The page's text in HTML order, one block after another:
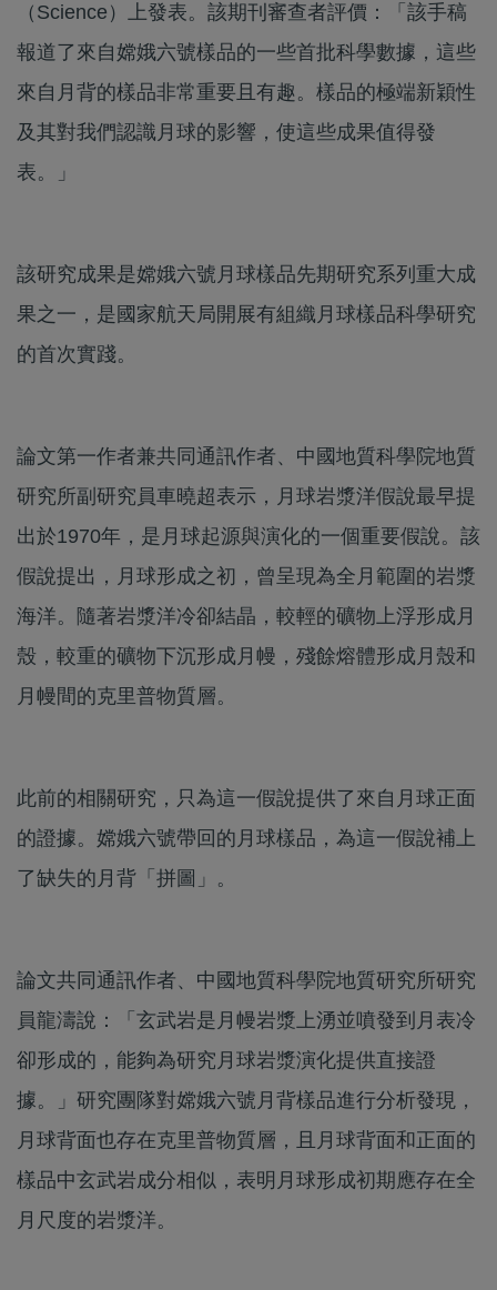
（Science）上發表。該期刊審查者評價：「該手稿
報道了來自嫦娥六號樣品的一些首批科學數據，這些
來自月背的樣品非常重要且有趣。樣品的極端新穎性
及其對我們認識月球的影響，使這些成果值得發
表。」
該研究成果是嫦娥六號月球樣品先期研究系列重大成
果之一，是國家航天局開展有組織月球樣品科學研究
的首次實踐。
論文第一作者兼共同通訊作者、中國地質科學院地質
研究所副研究員車曉超表示，月球岩漿洋假說最早提
出於1970年，是月球起源與演化的一個重要假說。該
假說提出，月球形成之初，曾呈現為全月範圍的岩漿
海洋。隨著岩漿洋冷卻結晶，較輕的礦物上浮形成月
殼，較重的礦物下沉形成月幔，殘餘熔體形成月殼和
月幔間的克里普物質層。
此前的相關研究，只為這一假說提供了來自月球正面
的證據。嫦娥六號帶回的月球樣品，為這一假說補上
了缺失的月背「拼圖」。
論文共同通訊作者、中國地質科學院地質研究所研究
員龍濤說：「玄武岩是月幔岩漿上湧並噴發到月表冷
卻形成的，能夠為研究月球岩漿演化提供直接證
據。」研究團隊對嫦娥六號月背樣品進行分析發現，
月球背面也存在克里普物質層，且月球背面和正面的
樣品中玄武岩成分相似，表明月球形成初期應存在全
月尺度的岩漿洋。